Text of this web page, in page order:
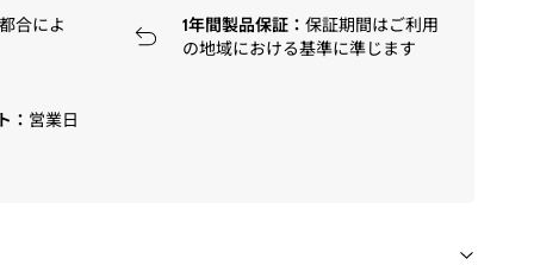
合によ 1年間製品保証： 保証期間はご利用
の地域における基準に準じます
： 営業日